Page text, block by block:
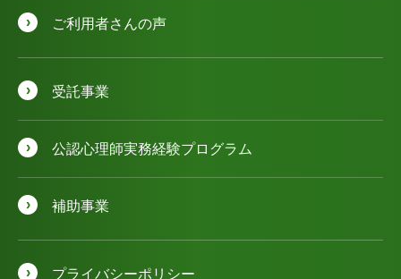
ご利用者さんの声
受託事業
公認⼼理師実務経験プログラム
補助事業
プライバシーポリシー